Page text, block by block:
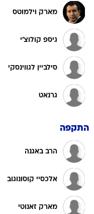
מארק וילמוטס
גיספ קולוצ'י
סילביין לגווינסקי
גרנאט
התקפה
הרב באגנה
אלכסיי קוסונוגוב
מארק זאנוטי